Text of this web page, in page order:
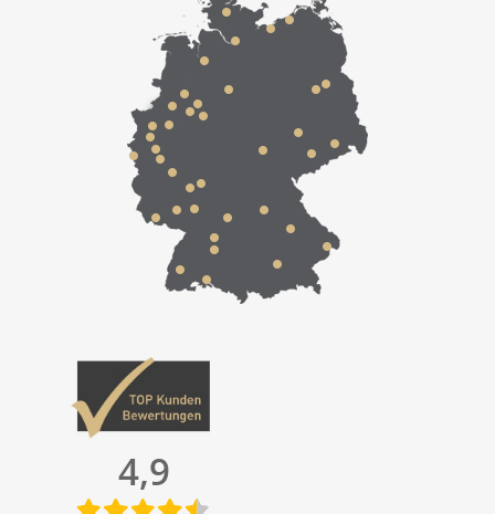
4,9